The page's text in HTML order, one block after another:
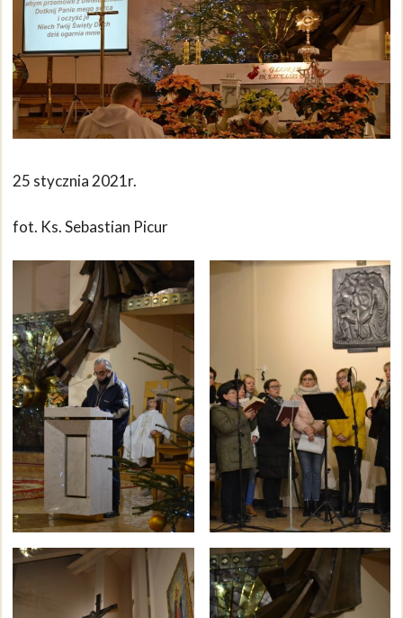
25 stycznia 2021r.
fot. Ks. Sebastian Picur